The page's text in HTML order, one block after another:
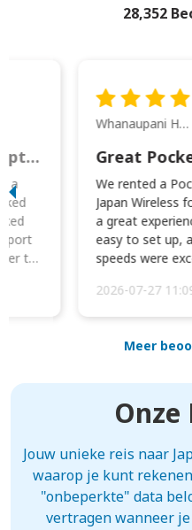
28,352
This was wonderful option to a family of four. Everything worked smoothly.
a
to
Whanaupani Henry Joseph Macown
We rented a
Japan Wireless
a great
easy to set up,
speeds were
2026-07-27
Meer
Jouw unieke reis naar
waarop je kunt
"onbeperkte" data
vertragen wanneer